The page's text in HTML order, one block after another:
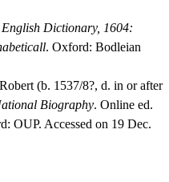
Dictionary, 1604:
. Oxford: Bodleian
(b. 1537/8?, d. in or after
Biography. Online ed.
OUP. Accessed on 19 Dec.